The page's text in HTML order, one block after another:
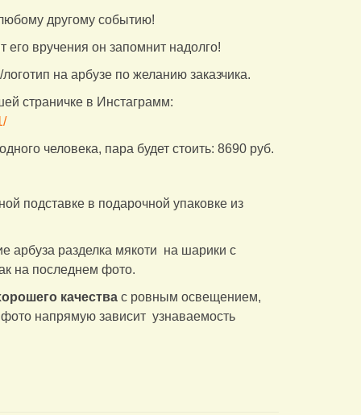
другому событию!
вручения он запомнит надолго!
на арбузе по желанию заказчика.
страничке в Инстаграмм:
человека, пара будет стоить: 8690 руб.
подставке в подарочной упаковке из
арбуза разделка мякоти на шарики с
на последнем фото.
качествас ровным освещением,
напрямую зависит узнаваемость